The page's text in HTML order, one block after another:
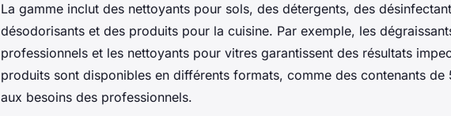
La gamme inclut des nettoyants pour sols, des détergents, des
désodorisants et des produits pour la cuisine. Par exemple, les
professionnels et les nettoyants pour vitres garantissent des résultats
produits sont disponibles en différents formats, comme des contenants de
aux besoins des professionnels.